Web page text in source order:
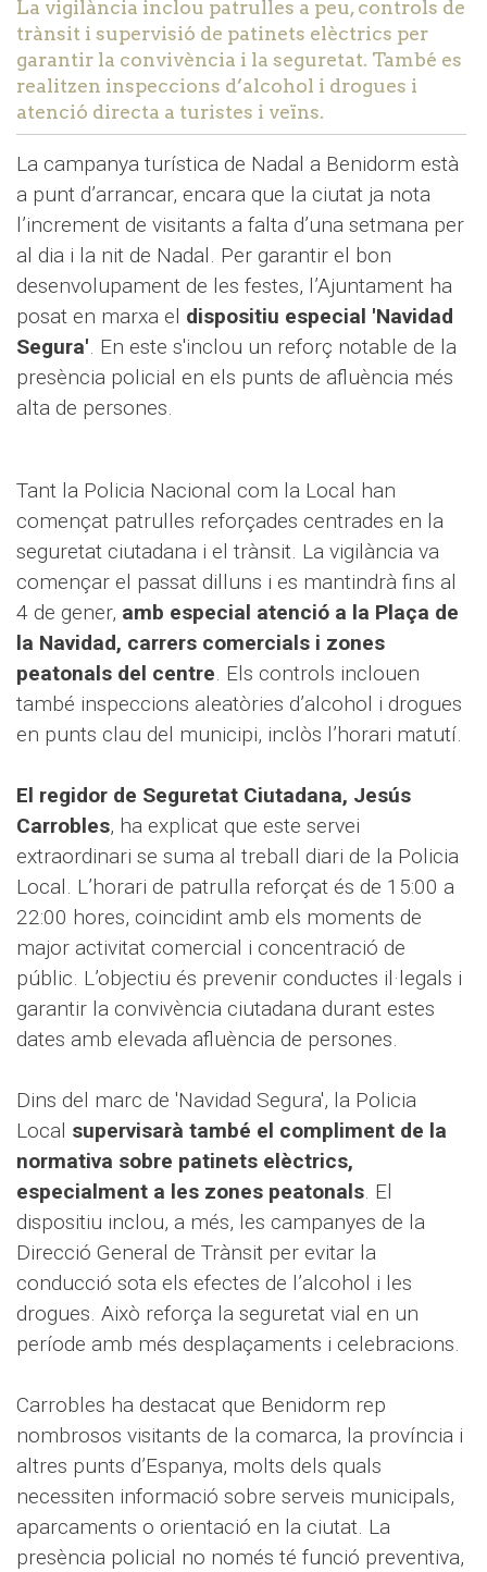
La vigilància inclou patrulles a peu, controls de
trànsit i supervisió de patinets elèctrics per
garantir la convivència i la seguretat. També es
realitzen inspeccions d’alcohol i drogues i
atenció directa a turistes i veïns.
La campanya turística de Nadal a Benidorm està
a punt d’arrancar, encara que la ciutat ja nota
l’increment de visitants a falta d’una setmana per
al dia i la nit de Nadal. Per garantir el bon
desenvolupament de les festes, l’Ajuntament ha
posat en marxa el dispositiu especial 'Navidad
Segura'. En este s'inclou un reforç notable de la
presència policial en els punts de afluència més
alta de persones.
Tant la Policia Nacional com la Local han
començat patrulles reforçades centrades en la
seguretat ciutadana i el trànsit. La vigilància va
començar el passat dilluns i es mantindrà fins al
4 de gener, amb especial atenció a la Plaça de
la Navidad, carrers comercials i zones
peatonals del centre. Els controls inclouen
també inspeccions aleatòries d’alcohol i drogues
en punts clau del municipi, inclòs l’horari matutí.
El regidor de Seguretat Ciutadana, Jesús
Carrobles, ha explicat que este servei
extraordinari se suma al treball diari de la Policia
Local. L’horari de patrulla reforçat és de 15:00 a
22:00 hores, coincidint amb els moments de
major activitat comercial i concentració de
públic. L’objectiu és prevenir conductes il·legals i
garantir la convivència ciutadana durant estes
dates amb elevada afluència de persones.
Dins del marc de 'Navidad Segura', la Policia
Local supervisarà també el compliment de la
normativa sobre patinets elèctrics,
especialment a les zones peatonals. El
dispositiu inclou, a més, les campanyes de la
Direcció General de Trànsit per evitar la
conducció sota els efectes de l’alcohol i les
drogues. Això reforça la seguretat vial en un
període amb més desplaçaments i celebracions.
Carrobles ha destacat que Benidorm rep
nombrosos visitants de la comarca, la província i
altres punts d’Espanya, molts dels quals
necessiten informació sobre serveis municipals,
aparcaments o orientació en la ciutat. La
presència policial no només té funció preventiva,